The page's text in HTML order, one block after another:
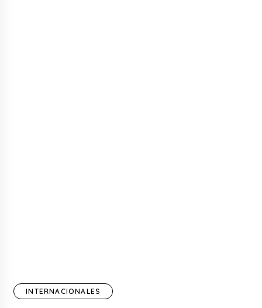
INTERNACIONALES